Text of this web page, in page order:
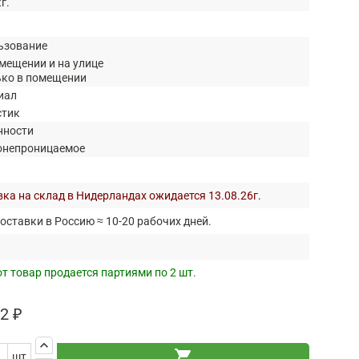
и на улице
в помещении
на склад в Нидерландах ожидается 13.08.26г.
в Россию ≈ 10-20 рабочих дней.
товар продается партиями по 2 шт.
₽
шт
keyboard_arrow_up